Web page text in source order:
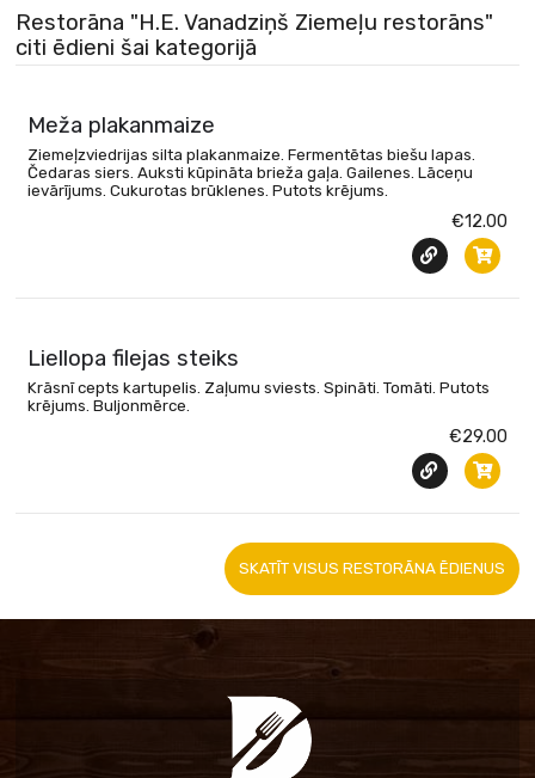
Restorāna "H.E. Vanadziņš Ziemeļu restorāns"
citi ēdieni šai kategorijā
Meža plakanmaize
Ziemeļzviedrijas silta plakanmaize. Fermentētas biešu lapas.
Čedaras siers. Auksti kūpināta brieža gaļa. Gailenes. Lāceņu
ievārījums. Cukurotas brūklenes. Putots krējums.
€12.00
Liellopa filejas steiks
Krāsnī cepts kartupelis. Zaļumu sviests. Spināti. Tomāti. Putots
krējums. Buljonmērce.
€29.00
SKATĪT VISUS RESTORĀNA ĒDIENUS